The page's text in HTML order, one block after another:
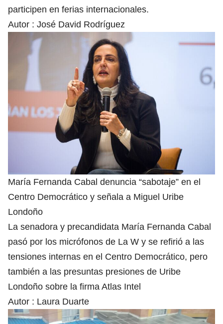
participen en ferias internacionales.
Autor : José David Rodríguez
María Fernanda Cabal denuncia “sabotaje” en el
Centro Democrático y señala a Miguel Uribe
Londoño
La senadora y precandidata María Fernanda Cabal
pasó por los micrófonos de La W y se refirió a las
tensiones internas en el Centro Democrático, pero
también a las presuntas presiones de Uribe
Londoño sobre la firma Atlas Intel
Autor : Laura Duarte